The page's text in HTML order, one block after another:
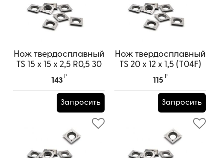
Нож твердосплавный
TS 15 х 15 х 2,5 R0,5 30
град.
универсальный
143
₽
Запросить
Нож твердосплавный
TS 20 х 12 х 1,5 (T04F)
универсальный
115
₽
Запросить